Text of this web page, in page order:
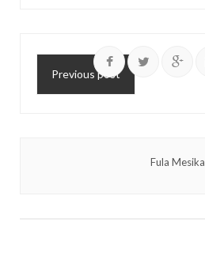
Previous post
Fula Mesika